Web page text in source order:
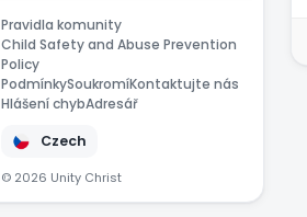
Pravidla komunity
Child Safety and Abuse Prevention
Policy
PodmínkySoukromíKontaktujte nás
Hlášení chybAdresář
Czech
© 2026 Unity Christ